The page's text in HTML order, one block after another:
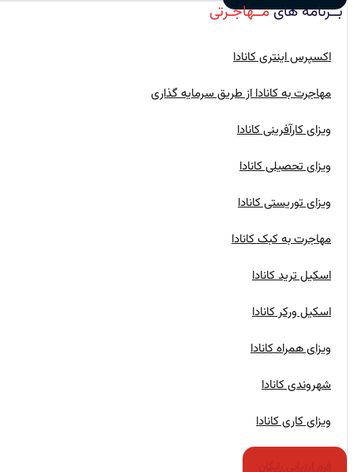
بــرنامه‌ هایمــهاجـرتی
اکسپرس اینتری کانادا
مهاجرت به کانادا از طریق سرمایه گذاری
ویزای کارآفرینی کانادا
ویزای تحصیلی کانادا
ویزای توریستی کانادا
مهاجرت به کبک کانادا
اسکیل ترید کانادا
اسکیل ورکر کانادا
ویزای همراه کانادا
شهروندی کانادا
ویزای کاری کانادا